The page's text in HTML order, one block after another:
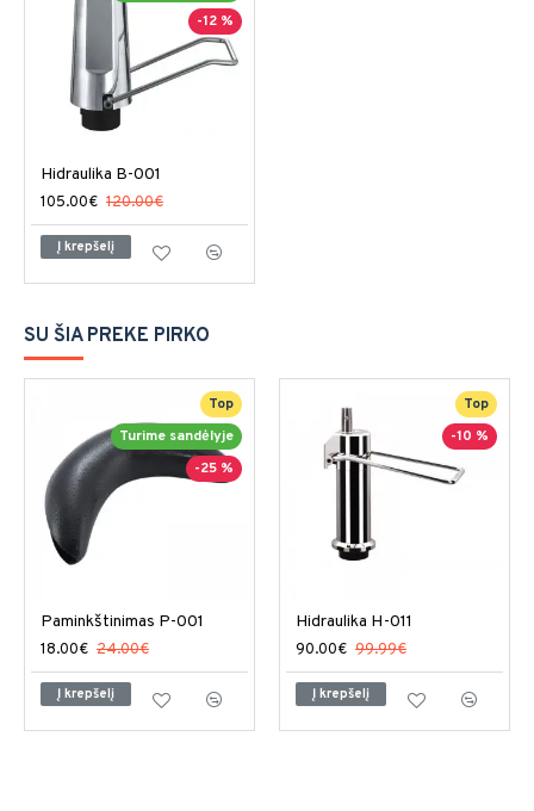
-12 %
Hidraulika B-001
105.00€ 120.00€
Į krepšelį
SU ŠIA PREKE PIRKO
Top
Turime sandėlyje
-25 %
Paminkštinimas P-001
18.00€ 24.00€
Į krepšelį
Top
-10 %
Hidraulika H-011
90.00€ 99.99€
Į krepšelį